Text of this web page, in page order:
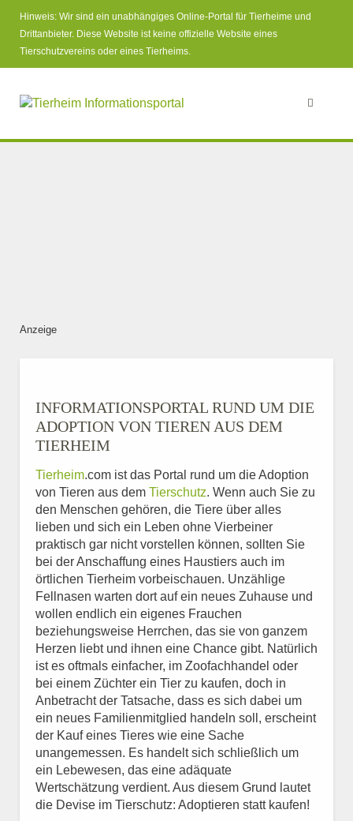
Hinweis: Wir sind ein unabhängiges Online-Portal für Tierheime und
Drittanbieter. Diese Website ist keine offizielle Website eines
Tierschutzvereins oder eines Tierheims.
Anzeige
INFORMATIONSPORTAL RUND UM DIE
ADOPTION VON TIEREN AUS DEM
TIERHEIM
Tierheim.com ist das Portal rund um die Adoption
von Tieren aus dem Tierschutz. Wenn auch Sie zu
den Menschen gehören, die Tiere über alles
lieben und sich ein Leben ohne Vierbeiner
praktisch gar nicht vorstellen können, sollten Sie
bei der Anschaffung eines Haustiers auch im
örtlichen Tierheim vorbeischauen. Unzählige
Fellnasen warten dort auf ein neues Zuhause und
wollen endlich ein eigenes Frauchen
beziehungsweise Herrchen, das sie von ganzem
Herzen liebt und ihnen eine Chance gibt. Natürlich
ist es oftmals einfacher, im Zoofachhandel oder
bei einem Züchter ein Tier zu kaufen, doch in
Anbetracht der Tatsache, dass es sich dabei um
ein neues Familienmitglied handeln soll, erscheint
der Kauf eines Tieres wie eine Sache
unangemessen. Es handelt sich schließlich um
ein Lebewesen, das eine adäquate
Wertschätzung verdient. Aus diesem Grund lautet
die Devise im Tierschutz: Adoptieren statt kaufen!